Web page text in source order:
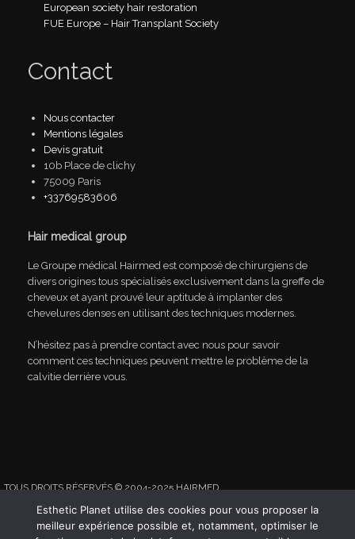
European society hair restoration
FUE Europe – Hair Transplant Society
Contact
Nous contacter
Mentions légales
Devis gratuit
10b Place de clichy
75009 Paris
+33769583606
Hair medical group
Le Groupe médical Hairmed est composé de chirurgiens de
divers origines tous spécialisés exclusivement dans la greffe de
cheveux et ayant prouvé leur aptitude à implanter des
chevelures denses en utilisant des techniques modernes.
N’hésitez pas à prendre contact avec nous pour savoir
comment ces techniques peuvent mettre le problème de la
calvitie derrière vous.
TOUS DROITS RÉSERVÉS © 2004-2025 HAIRMED
Esthetic Planet utilise des cookies pour vous proposer la
meilleur expérience possible et, notamment, optimiser le